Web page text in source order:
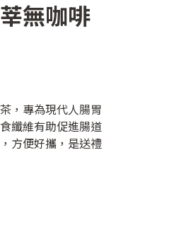
無咖啡
，專為現代人腸胃
纖維有助促進腸道
方便好攜，是送禮